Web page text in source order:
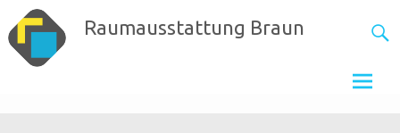
Skip
to
content
Raumausstattung Braun